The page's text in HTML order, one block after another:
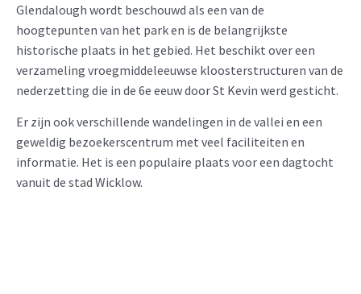
Glendalough wordt beschouwd als een van de
hoogtepunten van het park en is de belangrijkste
historische plaats in het gebied. Het beschikt over een
verzameling vroegmiddeleeuwse kloosterstructuren van de
nederzetting die in de 6e eeuw door St Kevin werd gesticht.
Er zijn ook verschillende wandelingen in de vallei en een
geweldig bezoekerscentrum met veel faciliteiten en
informatie. Het is een populaire plaats voor een dagtocht
vanuit de stad Wicklow.